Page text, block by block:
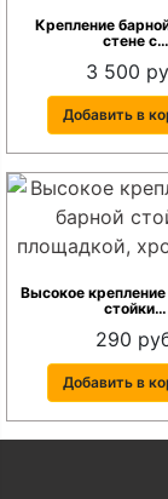
Крепление
стене с…
3 500
Добавить в
Высокое
стойки…
290
Добавить в